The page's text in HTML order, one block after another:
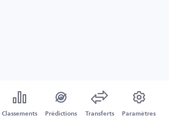
Classements Prédictions Transferts Paramètres